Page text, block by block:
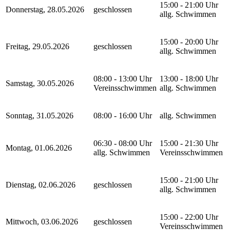
Donnerstag, 28.05.2026 geschlossen
15:00 - 21:00 Uhr
allg. Schwimmen
Freitag, 29.05.2026 geschlossen
15:00 - 20:00 Uhr
allg. Schwimmen
Samstag, 30.05.2026
08:00 - 13:00 Uhr
Vereinsschwimmen
13:00 - 18:00 Uhr
allg. Schwimmen
Sonntag, 31.05.2026 08:00 - 16:00 Uhr allg. Schwimmen
Montag, 01.06.2026
06:30 - 08:00 Uhr
allg. Schwimmen
15:00 - 21:30 Uhr
Vereinsschwimmen
Dienstag, 02.06.2026 geschlossen
15:00 - 21:00 Uhr
allg. Schwimmen
Mittwoch, 03.06.2026 geschlossen
15:00 - 22:00 Uhr
Vereinsschwimmen